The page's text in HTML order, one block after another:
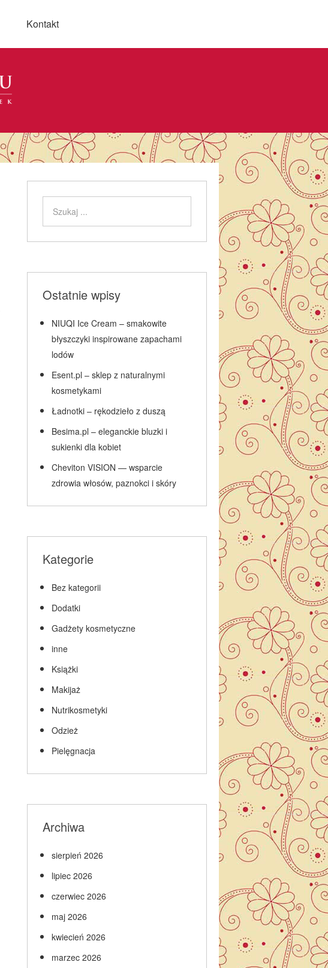
Kontakt
Ostatnie wpisy
NIUQI Ice Cream – smakowite
błyszczyki inspirowane zapachami
lodów
Esent.pl – sklep z naturalnymi
kosmetykami
Ładnotki – rękodzieło z duszą
Besima.pl – eleganckie bluzki i
sukienki dla kobiet
Cheviton VISION — wsparcie
zdrowia włosów, paznokci i skóry
Kategorie
Bez kategorii
Dodatki
Gadżety kosmetyczne
inne
Książki
Makijaż
Nutrikosmetyki
Odzież
Pielęgnacja
Archiwa
sierpień 2026
lipiec 2026
czerwiec 2026
maj 2026
kwiecień 2026
marzec 2026